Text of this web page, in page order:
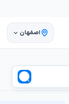
اصفهان